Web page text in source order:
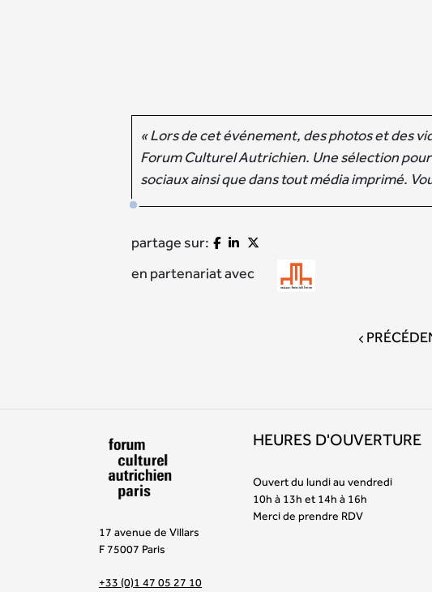
« Lors de cet événement, des photos et des
Forum Culturel Autrichien. Une sélection
sociaux ainsi que dans tout média imprimé.
partage sur:
en partenariat avec
17 avenue de Villars
F 75007 Paris
+33 (0)1 47 05 27 10
HEURES D'OUVERTURE
Ouvert du lundi au vendredi
10h à 13h et 14h à 16h
Merci de prendre RDV